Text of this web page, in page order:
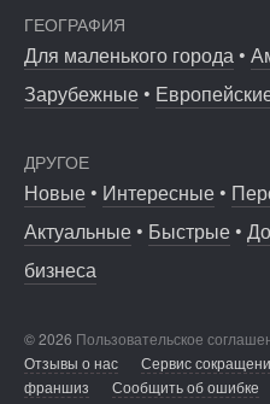
11005
241
российский...
ГЕОГРАФИЯ
Для маленького города •
Зарубежные •
ДРУГОЕ
Новые • Интересные •
Актуальные • Быстрые •
бизнеса
© 2026 Пользовательское
Отзывы о нас
Сервис
франшиз
Сообщить об ошибке